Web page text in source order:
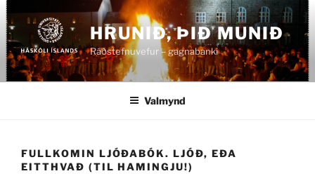
Fara
að
efni
HRUNIÐ, ÞIÐ MUNIÐ
Ráðstefnuvefur – gagnabanki
Valmynd
FULLKOMIN LJÓÐABÓK. LJÓÐ, EÐA
EITTHVAÐ (TIL HAMINGJU!)